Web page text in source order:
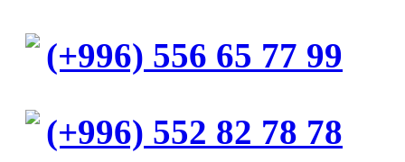
(+996) 556 65 77 99
(+996) 552 82 78 78